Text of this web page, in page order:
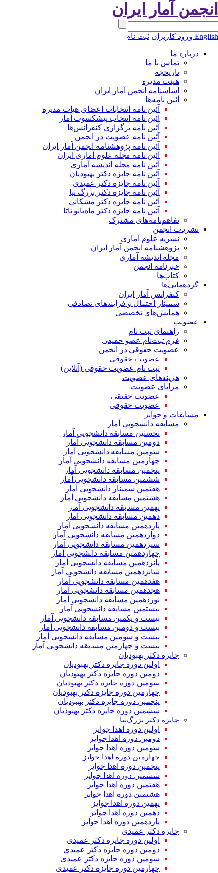
آمار ایران
ورود کاربران ثبت نام
درباره ما
تماس با ما
تاریخچه
هیئت مدیره
اساسنامه انجمن آمار ایران
آئین نامه‌ها
آئین نامه انتخابات اعضای هیات مدیره
آئین نامه انتخاب پیشکسوت آمار
آئین نامه برگزاری کنفرانس‌ها
آئین نامه عضویت در انجمن
آئین نامه پژوهشنامه انجمن آمار ایران
آئین نامه مجله علوم آماری ایران
آئین نامه مجله اندیشه آماری
آئین‌ نامه جایزه دکتر بهبودیان
آئین نامه جایزه دکتر عمیدی
آئین نامه جایزه دکتر بزرگ نیا
آئین نامه جایزه دکتر مشکانی
آئین نامه جایزه دکتر ماه‌بانو تاتا
تفاهم‌نامه‌های مشترک
نشریات انجمن
نشریه علوم آماری
پژوهشنامه انجمن آمار ایران
مجله اندیشه آماری
خبرنامه انجمن
کتاب‌ها
گردهمایی‌ها
کنفرانس آمار ایران
سمینار احتمال و فرایندهای تصادفی
همایش‌های تخصصی
عضویت
راهنمای ثبت نام
فرم ثبت‌نام عضو حقیقی
عضویت حقوقی در انجمن
عضویت حقوقی
ثبت نام عضویت حقوقی (آنلاین)
هزینه‌های عضویت
مزایای عضویت
عضویت حقیقی
عضویت حقوقی
مسابقات و جوایز
مسابقه دانشجویی آمار
نخستین مسابقه دانشجویی آمار
دومین مسابقه دانشجویی آمار
سومین مسابقه دانشجویی آمار
چهارمین مسابقه دانشجویی آمار
پنجمین مسابقه دانشجویی آمار
ششمین مسابقه دانشجویی آمار
هفتمین سمینار دانشجویی آمار
هشتمین مسابقه دانشجویی آمار
نهمین مسابقه دانشجویی آمار
دهمین مسابقه دانشجویی آمار
یازدهمین مسابقه دانشجویی آمار
دوازدهمین مسابقه دانشجویی آمار
سیزدهمین مسابقه دانشجویی آمار
چهاردهمین مسابقه دانشجویی آمار
پانزدهمین مسابقه دانشجویی آمار
شانزدهمین مسابقه دانشجویی آمار
هفدهمین مسابقه دانشجویی آمار
هجدهمین مسابقه دانشجویی آمار
نوزدهمین مسابقه دانشجویی آمار
بیستمین مسابقه دانشجویی آمار
بیست و یکمین مسابقه دانشجویی آمار
بیست و دومین مسابقه دانشجویی آمار
بیست و سومین مسابقه دانشجویی آمار
بیست و چهارمین مسابقه دانشجویی آمار
جایزه دکتر بهبودیان
اولین دوره جایزه دکتر بهبودیان
دومین دوره جایزه دکتر بهبودیان
سومین دوره جایزه دکتر بهبودیان
چهارمین دوره جایزه دکتر بهبودیان
پنجمین دوره جایزه دکتر بهبودیان
ششمین دوره جایزه دکتر بهبودیان
جایزه دکتر بزرگ‌نیا
اولین دوره اهدا جوایز
دومین دوره اهدا جوایز
سومین دوره اهدا جوایز
چهارمین دوره اهدا جوایز
پنجمین دوره اهدا جوایز
ششمین دوره اهدا جوایز
هفتمین دوره اهدا جوایز
هشتمین دوره اهدا جوایز
نهمین دوره اهدا جوایز
دهمین دوره اهدا جوایز
یازدهمین دوره اهدا جوایز
جایزه دکتر عمیدی
اولین دوره جایزه دکتر عمیدی
دومین دوره جایزه دکتر عمیدی
سومین دوره جایزه دکتر عمیدی
چهارمین دوره جایزه دکتر عمیدی